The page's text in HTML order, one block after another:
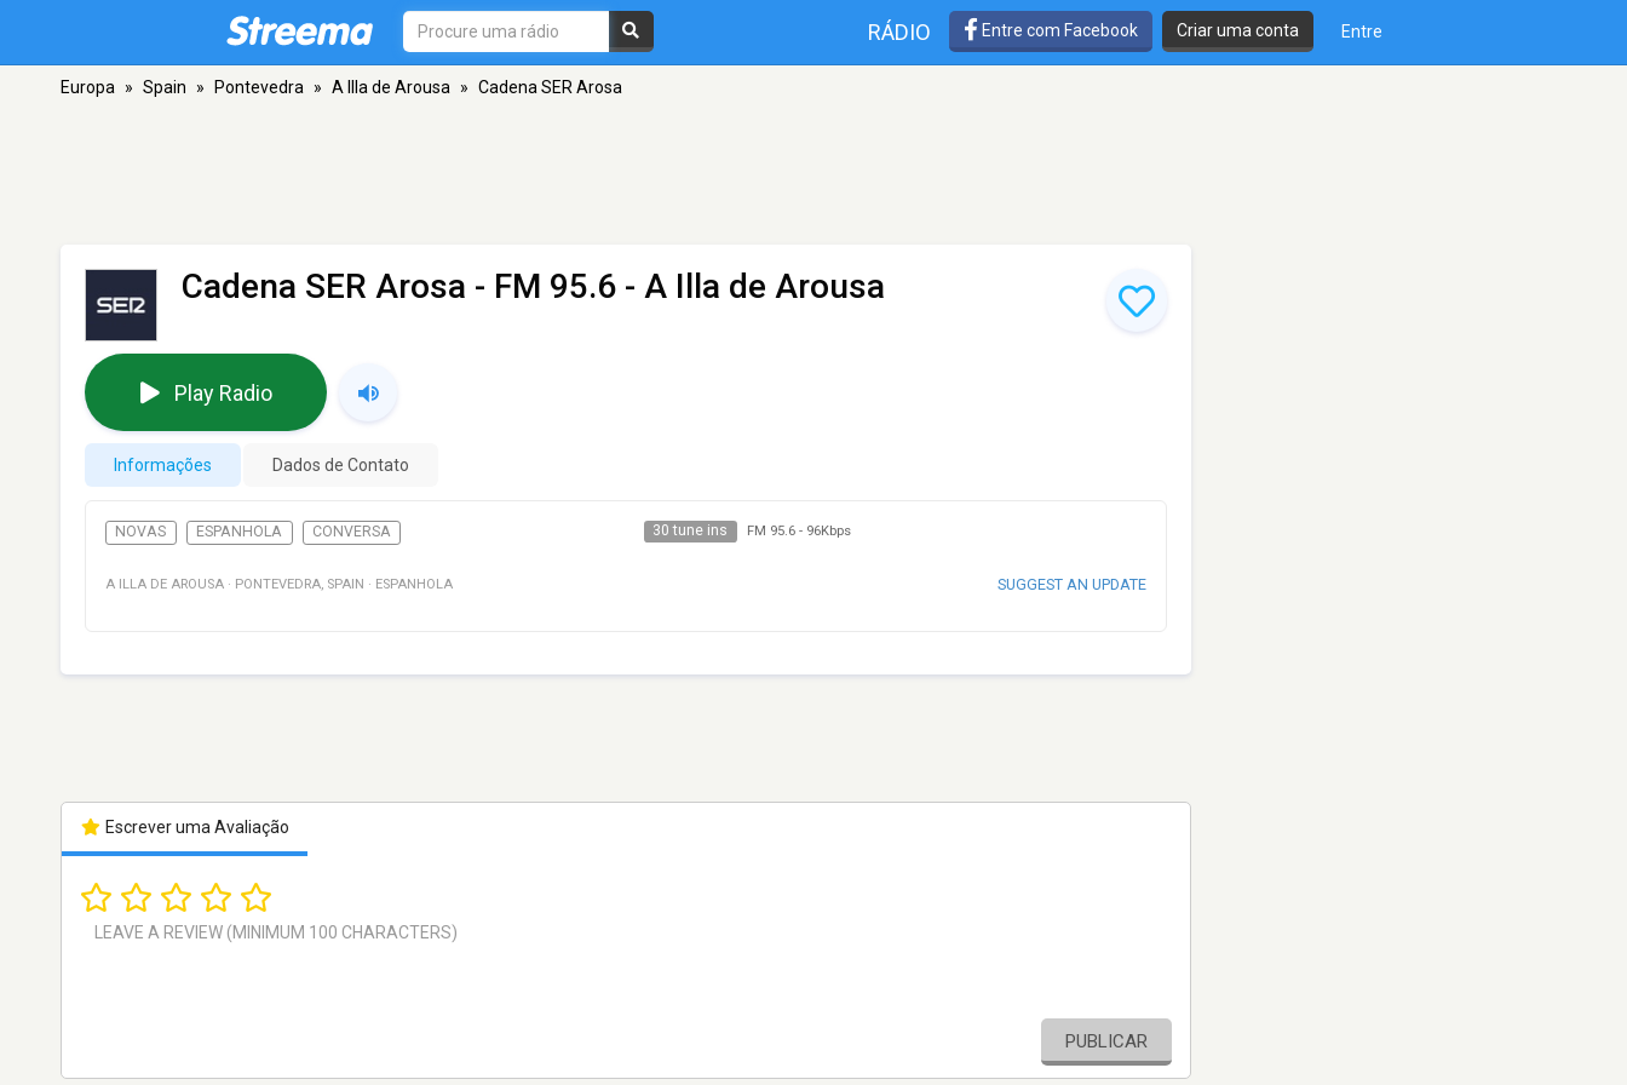
RÁDIO Entre com Facebook Criar uma conta Entre
Europa » Spain » Pontevedra » A Illa de Arousa » Cadena SER Arosa
Cadena SER Arosa - FM 95.6 - A Illa de Arousa
Play Radio
Informações Dados de Contato
NOVAS ESPANHOLA CONVERSA 30 tune ins FM 95.6- 96Kbps
A ILLA DE AROUSA · PONTEVEDRA, SPAIN · ESPANHOLA SUGGEST AN UPDATE
Escrever uma Avaliação
PUBLICAR